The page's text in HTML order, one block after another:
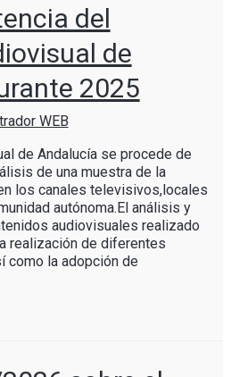
del
de
2025
WEB
de Andalucía se procede de
de una muestra de la
los canales televisivos,locales
autónoma.El análisis y
audiovisuales realizado
realización de diferentes
como la adopción de